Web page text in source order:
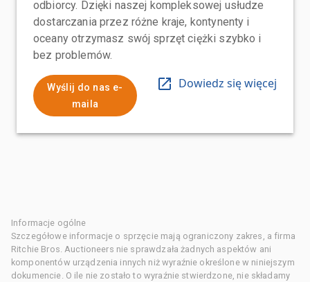
odbiorcy. Dzięki naszej kompleksowej usłudze
dostarczania przez różne kraje, kontynenty i
oceany otrzymasz swój sprzęt ciężki szybko i
bez problemów.
Wyślij do nas e-
maila
Dowiedz się więcej
Informacje ogólne
Szczegółowe informacje o sprzęcie mają ograniczony zakres, a firma
Ritchie Bros. Auctioneers nie sprawdzała żadnych aspektów ani
komponentów urządzenia innych niż wyraźnie określone w niniejszym
dokumencie. O ile nie zostało to wyraźnie stwierdzone, nie składamy